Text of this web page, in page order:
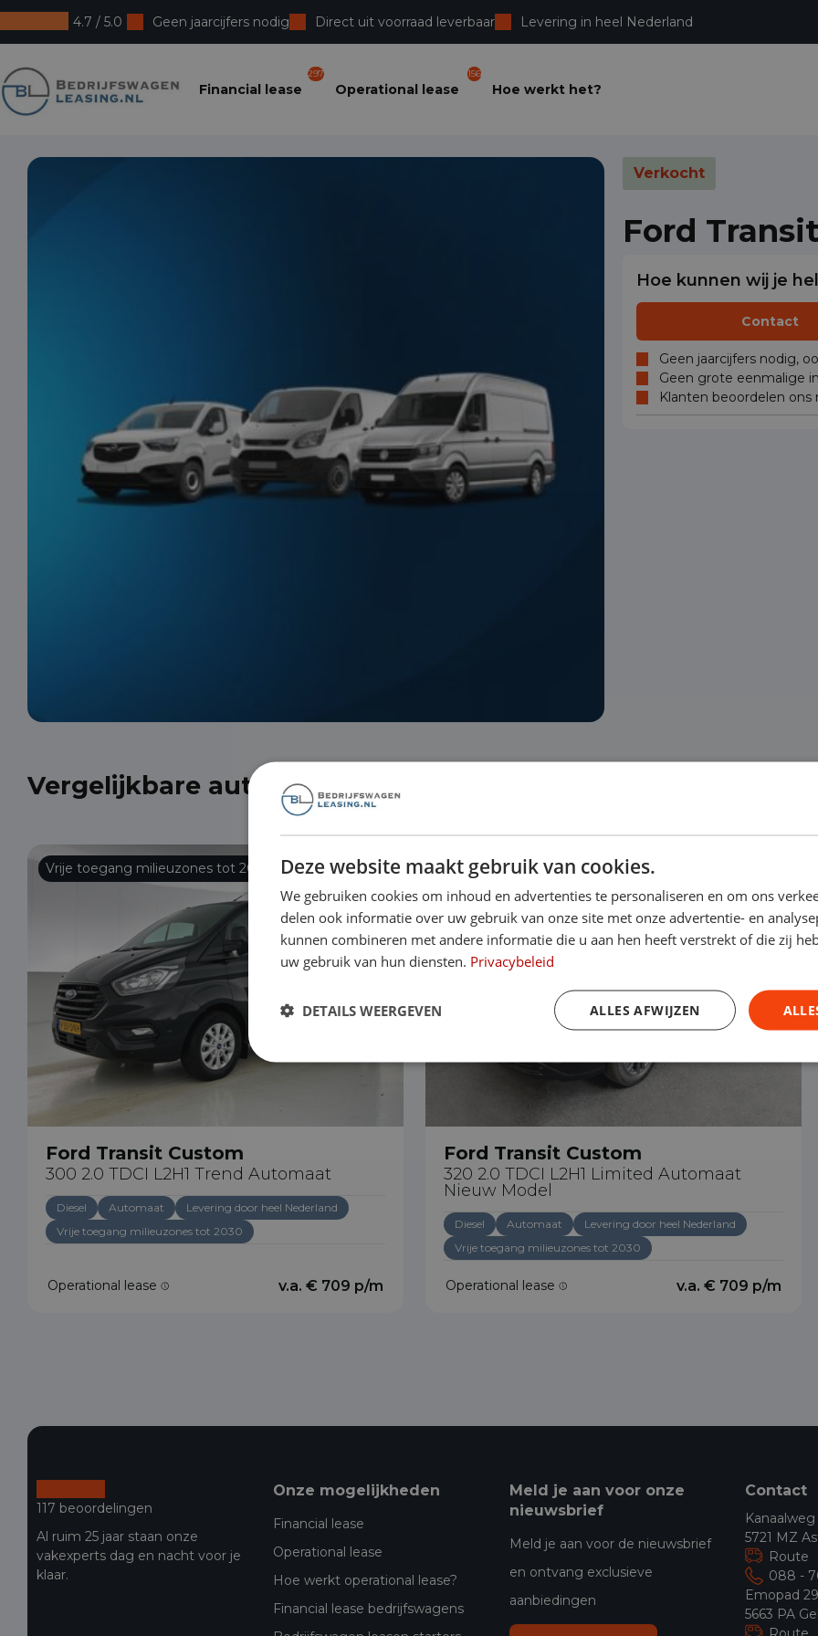
4.7 / 5.0 Geen jaarcijfers nodig Direct uit voorraad leverbaar Levering in heel Nederland
Bedrijfswagenleasing
Financial lease
297
Operational lease
156
Hoe werkt het?
Verkocht
Ford
Hoe kunnen wij je
Contact
Geen jaarcijfers nodig,
Geen grote eenmalige
Klanten beoordelen
Vergelijkbare auto's uit onze voorraad
Vrije toegang milieuzones tot 2030
Ford Transit Custom
300 2.0 TDCI L2H1 Trend Automaat
Diesel Automaat
Levering door heel Nederland
Vrije toegang milieuzones tot 2030
Operational lease v.a. € 709 p/m
Vrije toegang milieuzones tot 2030
Ford Transit Custom
320 2.0 TDCI L2H1 Limited Automaat
Nieuw Model
Diesel Automaat
Levering door heel Nederland
Vrije toegang milieuzones tot 2030
Operational lease v.a. € 709 p/m
117 beoordelingen
Al ruim 25 jaar staan onze
vakexperts dag en nacht voor je
klaar.
Onze mogelijkheden
Financial lease
Operational lease
Hoe werkt operational lease?
Financial lease bedrijfswagens
Meld je aan voor onze
nieuwsbrief
Meld je aan voor de nieuwsbrief
en ontvang exclusieve
aanbiedingen
Contact
5721 MZ
Route
088 -
Emopad
5663 PA
Deze website maakt gebruik van cookies.
We gebruiken cookies om inhoud en advertenties te personaliseren en om ons
delen ook informatie over uw gebruik van onze site met onze advertentie- en
kunnen combineren met andere informatie die u aan hen heeft verstrekt of die zij
uw gebruik van hun diensten. Privacybeleid
ALLES AFWIJZEN
DETAILS WEERGEVEN